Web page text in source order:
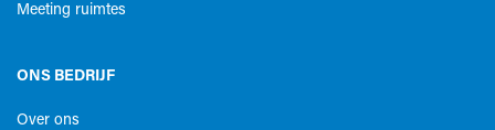
Meeting ruimtes
ONS BEDRIJF
Over ons